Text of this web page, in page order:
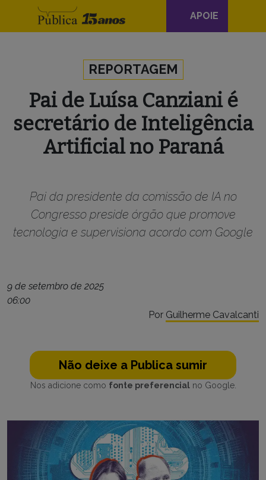
Navegação
principal
APOIE
REPORTAGEM
Pai de Luísa Canziani é
secretário de Inteligência
Artificial no Paraná
Pai da presidente da comissão de IA no
Congresso preside órgão que promove
tecnologia e supervisiona acordo com Google
9 de setembro de 2025
06:00
Por Guilherme Cavalcanti
Não deixe a Publica sumir
Nos adicione como fonte preferencialno Google.